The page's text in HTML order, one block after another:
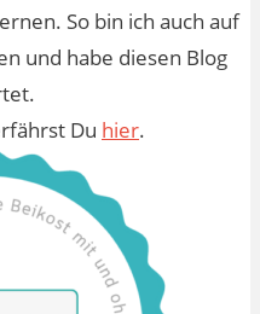
So bin ich auch auf
und habe diesen Blog
Du hier.